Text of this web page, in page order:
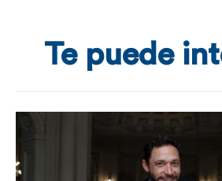
Te puede